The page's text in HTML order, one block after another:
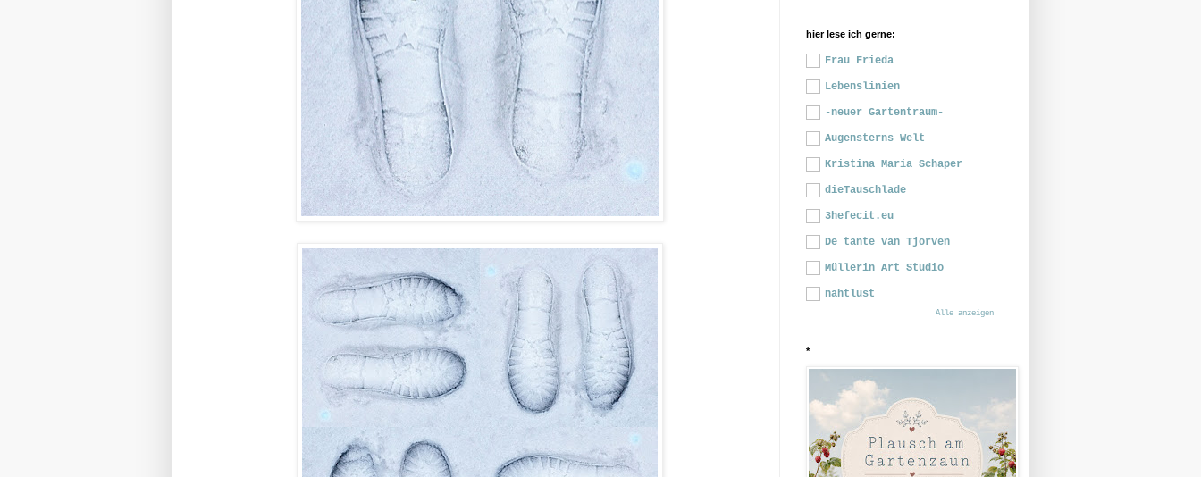
hier lese ich gerne:
Frau Frieda
Lebenslinien
-neuer Gartentraum-
Augensterns Welt
Kristina Maria Schaper
dieTauschlade
3hefecit.eu
De tante van Tjorven
Müllerin Art Studio
nahtlust
Alle anzeigen
*